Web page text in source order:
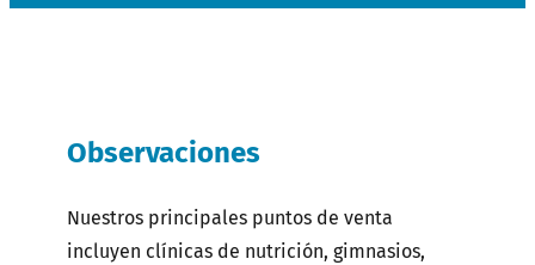
Observaciones
Nuestros principales puntos de venta
incluyen clínicas de nutrición, gimnasios,